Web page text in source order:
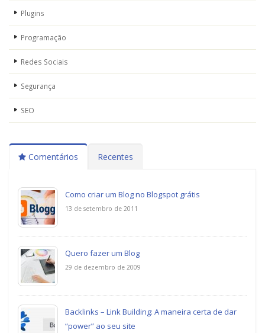
Plugins
Programação
Redes Sociais
Segurança
SEO
Comentários Recentes
Como criar um Blog no Blogspot grátis
13 de setembro de 2011
Quero fazer um Blog
29 de dezembro de 2009
Backlinks – Link Building: A maneira certa de dar
“power” ao seu site